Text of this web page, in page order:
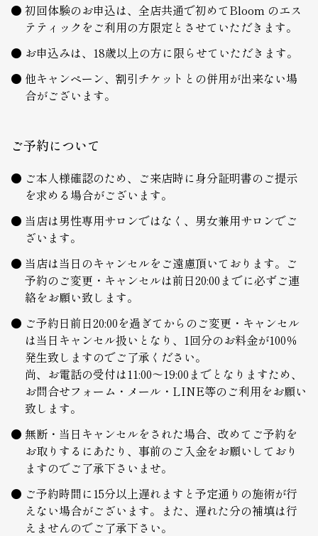
初回体験のお申込は、全店共通で初めてBloom のエス
テティックをご利用の方限定とさせていただきます。
お申込みは、18歳以上の方に限らせていただきます。
他キャンペーン、割引チケットとの併用が出来ない場
合がございます。
ご予約について
ご本人様確認のため、ご来店時に身分証明書のご提示
を求める場合がございます。
当店は男性専用サロンではなく、男女兼用サロンでご
ざいます。
当店は当日のキャンセルをご遠慮頂いております。ご
予約のご変更・キャンセルは前日20:00までに必ずご連
絡をお願い致します。
ご予約日前日20:00を過ぎてからのご変更・キャンセル
は当日キャンセル扱いとなり、1回分のお料金が100％
発生致しますのでご了承ください。
尚、お電話の受付は11:00～19:00までとなりますため、
お問合せフォーム・メール・LINE等のご利用をお願い
致します。
無断・当日キャンセルをされた場合、改めてご予約を
お取りするにあたり、事前のご入金をお願いしており
ますのでご了承下さいませ。
ご予約時間に15分以上遅れますと予定通りの施術が行
えない場合がございます。また、遅れた分の補填は行
えませんのでご了承下さい。